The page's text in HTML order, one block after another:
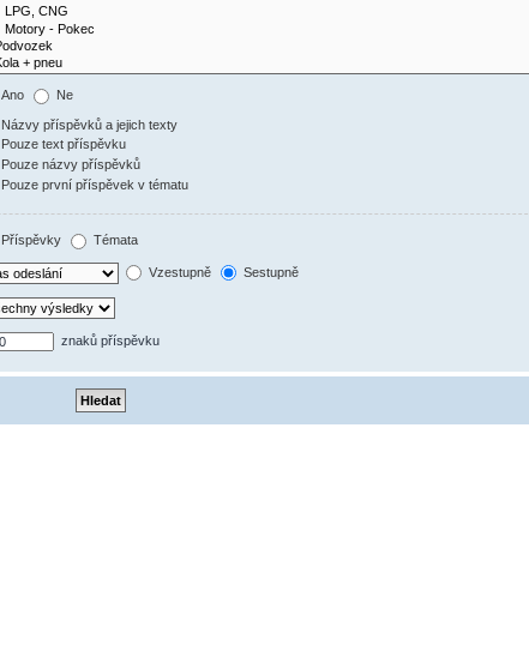
Ano Ne
Názvy příspěvků a jejich texty
Pouze text příspěvku
Pouze názvy příspěvků
Pouze první příspěvek v tématu
Příspěvky Témata
Vzestupně Sestupně
znaků příspěvku